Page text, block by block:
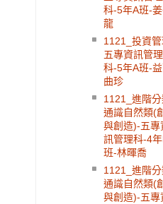
科-5年A班-
龍
1121_投資
五專資訊管理
科-5年A班-
曲珍
1121_進階
通識自然類(
與創造)-五專
訊管理科-4
班-林暉喬
1121_進階
通識自然類(
與創造)-五專